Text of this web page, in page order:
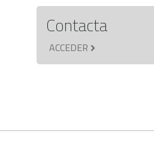
Contacta
ACCEDER